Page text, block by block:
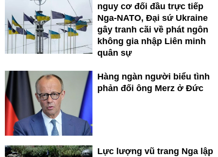
nguy cơ đối đầu trực tiếp
Nga-NATO, Đại sứ Ukraine
gây tranh cãi về phát ngôn
không gia nhập Liên minh
quân sự
Hàng ngàn người biểu tình
phản đối ông Merz ở Đức
Lực lượng vũ trang Nga lập